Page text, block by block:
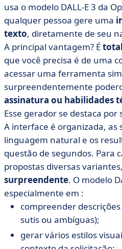
usa o modelo DALL-E 3 da
qualquer pessoa gere uma
texto, diretamente de seu
A principal vantagem? É
que você precisa é de uma
acessar uma ferramenta
surpreendentemente
assinatura ou habilidades
Esse gerador se destaca por
A interface é organizada, as
linguagem natural e os
questão de segundos. Para
propostas diversas
surpreendente. O modelo
especialmente em :
compreender
sutis ou ambíguas);
gerar vários estilos